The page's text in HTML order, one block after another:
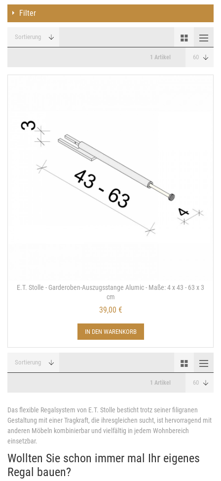
Filter
1 Artikel
E.T. Stolle - Garderoben-Auszugsstange Alumic - Maße: 4 x 43 - 63 x 3
cm
39,00 €
IN DEN WARENKORB
1 Artikel
Das flexible Regalsystem von E.T. Stolle besticht trotz seiner filigranen
Gestaltung mit einer Tragkraft, die ihresgleichen sucht, ist hervorragend mit
anderen Möbeln kombinierbar und vielfältig in jedem Wohnbereich
einsetzbar.
Wollten Sie schon immer mal Ihr eigenes
Regal bauen?